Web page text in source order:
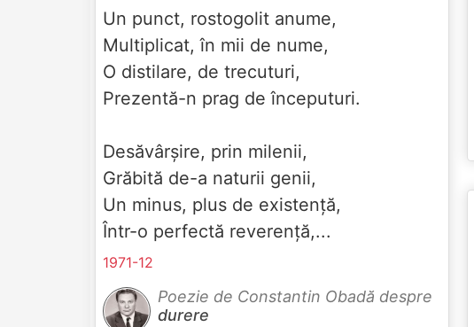
Un punct, rostogolit anume,
Multiplicat, în mii de nume,
O distilare, de trecuturi,
Prezentă-n prag de începuturi.
Desăvârșire, prin milenii,
Grăbită de-a naturii genii,
Un minus, plus de existență,
Într-o perfectă reverență,...
1971-12
Poezie de Constantin Obadă despre
durere